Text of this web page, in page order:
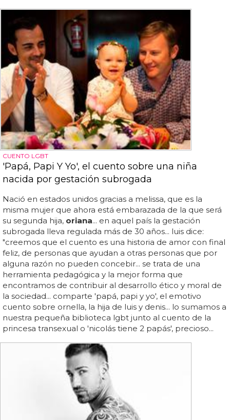
CUENTO LGBT
'Papá, Papi Y Yo', el cuento sobre una niña
nacida por gestación subrogada
Nació en estados unidos gracias a melissa, que es la
misma mujer que ahora está embarazada de la que será
su segunda hija, oriana... en aquel país la gestación
subrogada lleva regulada más de 30 años... luis dice:
"creemos que el cuento es una historia de amor con final
feliz, de personas que ayudan a otras personas que por
alguna razón no pueden concebir... se trata de una
herramienta pedagógica y la mejor forma que
encontramos de contribuir al desarrollo ético y moral de
la sociedad... comparte 'papá, papi y yo', el emotivo
cuento sobre ornella, la hija de luis y denis... lo sumamos a
nuestra pequeña biblioteca lgbt junto al cuento de la
princesa transexual o 'nicolás tiene 2 papás', precioso...